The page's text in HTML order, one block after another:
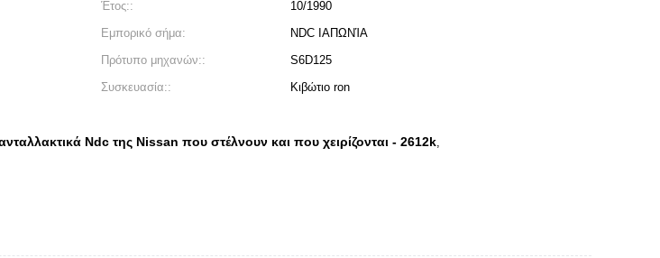
Έτος::
10/1990
Εμπορικό σήμα:
NDC ΙΑΠΩΝΊΑ
Πρότυπο μηχανών::
S6D125
Συσκευασία::
Κιβώτιο ron
Ndc της Nissan που στέλνουν και που χειρίζονται - 2612k,